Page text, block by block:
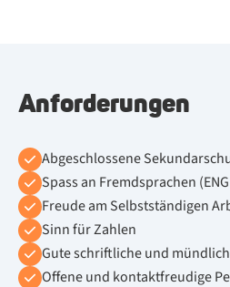
Anforderungen
Abgeschlossene
Spass an Fremdsprachen (ENG
Freude am Selbstständigen
Sinn für Zahlen
Gute schriftliche und
Offene und kontaktfreudige